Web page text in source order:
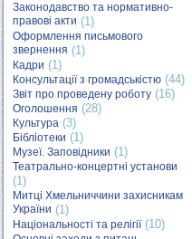
Законодавство та нормативно-
правові акти (1)
Оформлення письмового
звернення (1)
Кадри (1)
Консультації з громадськістю (44)
Звіт про проведену роботу (16)
Оголошення (28)
Культура (3)
Бібліотеки (1)
Музеї. Заповідники (1)
Театрально-концертні установи
(1)
Митці Хмельниччини захисникам
України (1)
Національності та релігії(10)